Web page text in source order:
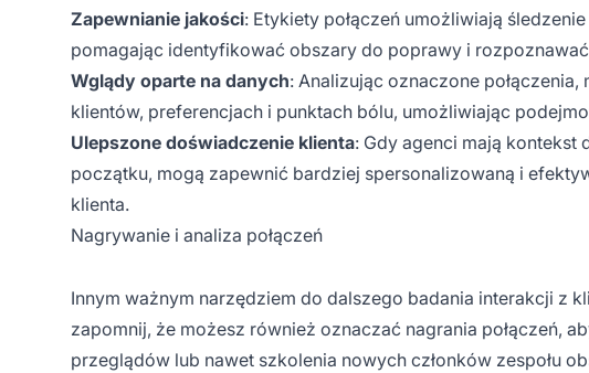
Zapewnianie jakości: Etykiety połączeń umożliwiają
pomagając identyfikować obszary do poprawy i
Wglądy oparte na danych: Analizując oznaczone
klientów, preferencjach i punktach bólu, umożliwiając
Ulepszone doświadczenie klienta: Gdy agenci mają kontekst
początku, mogą zapewnić bardziej spersonalizowaną i
klienta.
Nagrywanie i analiza połączeń
Innym ważnym narzędziem do dalszego badania interakcji z
zapomnij, że możesz również oznaczać nagrania połączeń,
przeglądów lub nawet szkolenia nowych członków zespołu